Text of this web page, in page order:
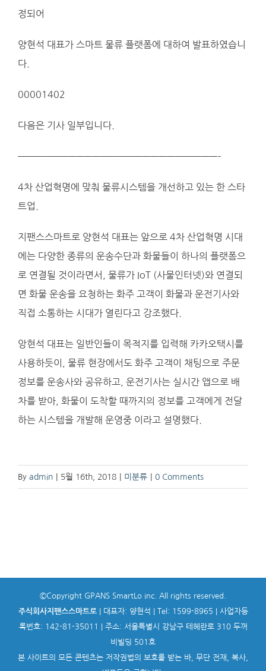
정되어
양현석 대표가 스마트 물류 플랫폼에 대하여 발표하였습니
다.
00001402
다음은 기사 일부입니다.
————————————————————————–
4차 산업혁명에 맞춰 물류시스템을 개선하고 있는 한 스타
트업.
지팬스스마트로 양현석 대표는 앞으로 4차 산업혁명 시대
에는 다양한 종류의 운송수단과 화물들이 하나의 플랫폼으
로 연결될 것이라면서, 물류가 IoT (사물인터넷)와 연결되
면 화물 운송을 요청하는 화주 고객이 화물과 운전기사와
직접 소통하는 시대가 열린다고 강조했다.
앙현석 대표는 일반인들이 목적지를 입력해 카카오택시를
사용하듯이, 물류 현장에서도 화주 고객이 채팅으로 주문
정보를 운송사와 공유하고, 운전기사는 실시간 앱으로 배
차를 받아, 화물이 도착할 때까지의 정보를 고객에게 전달
하는 시스템을 개발해 운영중 이라고 설명했다.
By admin 5월 16th, 2018 미분류 0 Comments
©Copyright GPANS SmartLo inc. All rights reserved.
주식회사지팬스스마트로| 대표자: 양현석 | Tel: 1599-8965 | 사업자등
록번호: 142-81-35011 | 주소: 서울특별시 강남구 테헤란로 310 두꺼
비빌딩 501호
본 사이트의 모든 콘텐츠는 저작권법의 보호를 받는 바, 무단 전재, 복사,